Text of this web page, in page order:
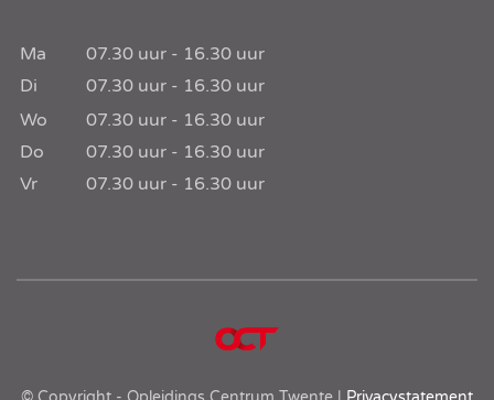
Ma 07.30 uur - 16.30 uur
Di
07.30 uur - 16.30 uur
Wo
07.30 uur - 16.30 uur
Do
07.30 uur - 16.30 uur
Vr
07.30 uur - 16.30 uur